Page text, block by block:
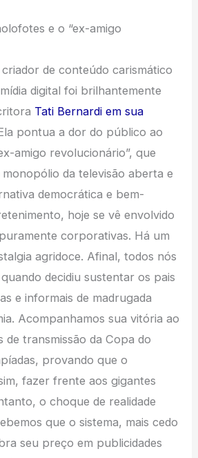
e o “ex-amigo
de conteúdo carismático
digital foi brilhantemente
Tati Bernardi em sua
pontua a dor do público ao
amigo revolucionário”, que
da televisão aberta e
democrática e bem-
hoje se vê envolvido
corporativas. Há um
agridoce. Afinal, todos nós
decidiu sustentar os pais
e informais de madrugada
Acompanhamos sua vitória ao
de transmissão da Copa do
provando que o
fazer frente aos gigantes
o choque de realidade
que o sistema, mais cedo
seu preço em publicidades